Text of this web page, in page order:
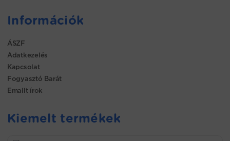
Információk
ÁSZF
Adatkezelés
Kapcsolat
Fogyasztó Barát
Emailt írok
Kiemelt termékek